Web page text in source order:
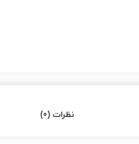
نظرات (0)